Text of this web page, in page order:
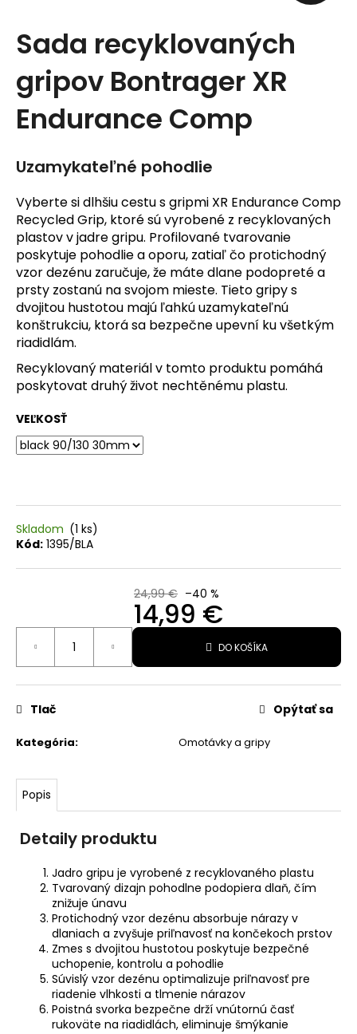
Sada recyklovaných
gripov Bontrager XR
Endurance Comp
Uzamykateľné pohodlie
Vyberte si dlhšiu cestu s gripmi XR Endurance Comp
Recycled Grip, ktoré sú vyrobené z recyklovaných
plastov v jadre gripu. Profilované tvarovanie
poskytuje pohodlie a oporu, zatiaľ čo protichodný
vzor dezénu zaručuje, že máte dlane podopreté a
prsty zostanú na svojom mieste. Tieto gripy s
dvojitou hustotou majú ľahkú uzamykateľnú
konštrukciu, ktorá sa bezpečne upevní ku všetkým
riadidlám.
Recyklovaný materiál v tomto produktu pomáhá
poskytovat druhý život nechtěnému plastu.
VEĽKOSŤ
Skladom (1 ks)
Kód: 1395/BLA
24,99 € –40 %
14,99 €
Jednotková
DO KOŠÍKA
Kategória: Omotávky a gripy
Tlač Opýtať sa
Popis
Detaily produktu
Jadro gripu je vyrobené z recyklovaného plastu
Tvarovaný dizajn pohodlne podopiera dlaň, čím
znižuje únavu
Protichodný vzor dezénu absorbuje nárazy v
dlaniach a zvyšuje priľnavosť na končekoch prstov
Zmes s dvojitou hustotou poskytuje bezpečné
uchopenie, kontrolu a pohodlie
Súvislý vzor dezénu optimalizuje priľnavosť pre
riadenie vlhkosti a tlmenie nárazov
Poistná svorka bezpečne drží vnútornú časť
rukoväte na riadidlách, eliminuje šmýkanie
e
n
á
j
s
ť
?
HĽADAŤ
O
p
o
a
RUKAVICE
FOX
TREK
RANGER
NA
CYKLISTIKU
€
Pôvodne:
29,99